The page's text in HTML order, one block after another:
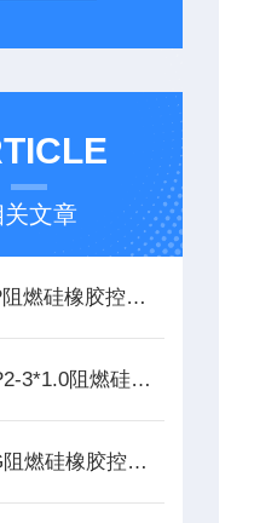
文章
ZA-KGGP阻燃硅橡胶控制电缆介绍
ZR-KGGP2-3*1.0阻燃硅橡胶控制电缆产品介绍
ZRB-KGG阻燃硅橡胶控制电缆生产厂家